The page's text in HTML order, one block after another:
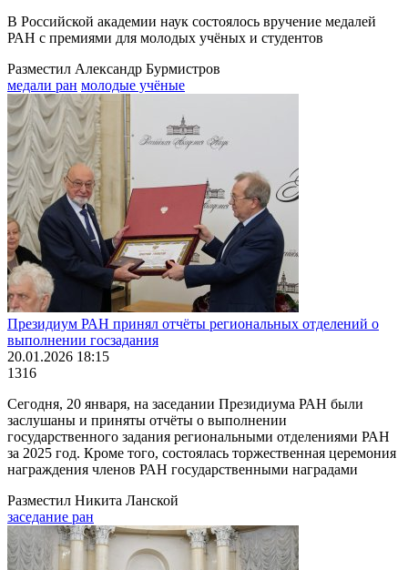
В Российской академии наук состоялось вручение медалей
РАН с премиями для молодых учёных и студентов
Разместил Александр Бурмистров
медали ран молодые учёные
Президиум РАН принял отчёты региональных отделений о
выполнении госзадания
20.01.2026 18:15
1316
Сегодня, 20 января, на заседании Президиума РАН были
заслушаны и приняты отчёты о выполнении
государственного задания региональными отделениями РАН
за 2025 год. Кроме того, состоялась торжественная церемония
награждения членов РАН государственными наградами
Разместил Никита Ланской
заседание ран